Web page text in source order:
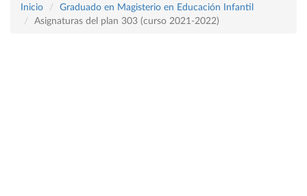
Inicio
Graduado en Magisterio en Educación Infantil
Asignaturas del plan 303 (curso 2021-2022)